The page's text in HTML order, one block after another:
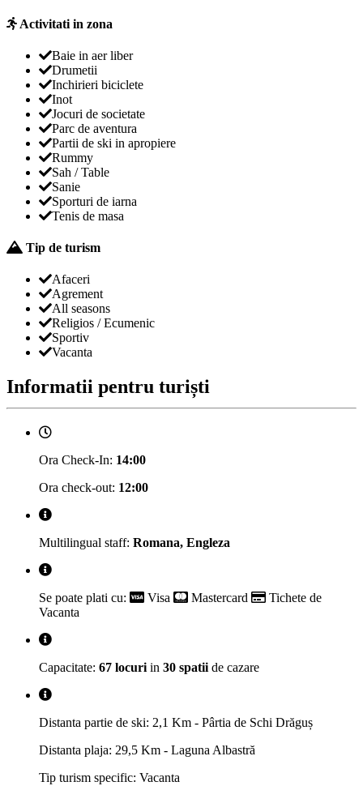
Activitati in zona
Baie in aer liber
Drumetii
Inchirieri biciclete
Inot
Jocuri de societate
Parc de aventura
Partii de ski in apropiere
Rummy
Sah / Table
Sanie
Sporturi de iarna
Tenis de masa
Tip de turism
Afaceri
Agrement
All seasons
Religios / Ecumenic
Sportiv
Vacanta
Informatii pentru turiști
Ora Check-In: 14:00
Ora check-out: 12:00
Multilingual staff: Romana, Engleza
Se poate plati cu: Visa Mastercard
Tichete de
Vacanta
Capacitate: 67 locuri in 30 spatii de cazare
Distanta partie de ski: 2,1 Km - Pârtia de Schi Drăguș
Distanta plaja: 29,5 Km - Laguna Albastră
Tip turism specific: Vacanta